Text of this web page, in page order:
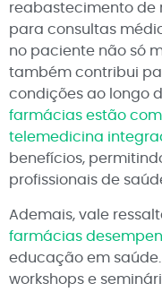
reabastecimento de
para consultas
no paciente não só
também contribui
condições ao longo
farmácias estão
telemedicina
benefícios,
profissionais de
Ademais, vale
farmácias
educação em
workshops e